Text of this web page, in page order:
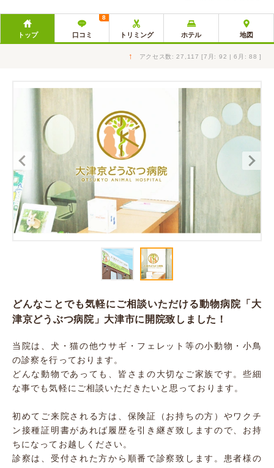
トップ 口コミ
8
トリミング ホテル 地図
↑ アクセス数: 27,117 [7月: 92 | 6月: 88 ]
どんなことでも気軽にご相談いただける動物病院「大
津京どうぶつ病院」大津市に開院致しました！
当院は、犬・猫の他ウサギ・フェレット等の小動物・小鳥
の診察を行っております。
どんな動物であっても、皆さまの大切なご家族です。些細
な事でも気軽にご相談いただきたいと思っております。
初めてご来院される方は、保険証（お持ちの方）やワクチ
ン接種証明書があれば履歴を引き継ぎ致しますので、お持
ちになってお越しください。
診察は、受付された方から順番で診察致します。患者様の